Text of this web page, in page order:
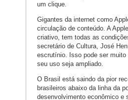
um clique.
Gigantes da internet como
circulação de conteúdo. A
criativo, tem todas as
secretário de Cultura, José
escrutínio. Isso pode ser
seu uso seja ampliado.
O Brasil está saindo da pior
brasileiros abaixo da linha da
desenvolvimento econômico e